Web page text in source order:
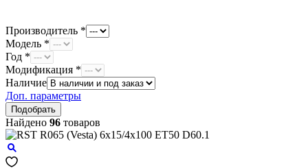
Производитель *
Модель *
Год *
Модификация *
Наличие
Доп. параметры
Найдено 96 товаров